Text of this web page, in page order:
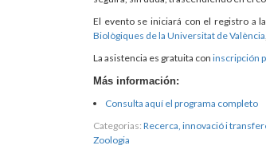
El evento se iniciará con el registro a
Biològiques de la Universitat de València
La asistencia es gratuita con inscripción
Más información:
Consulta aquí el programa completo
Categorias: Recerca, innovació i
Zoologia